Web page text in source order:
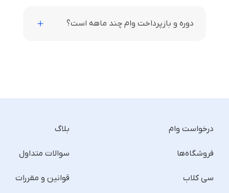
دوره و بازپرداخت وام چند ماهه است؟
درخواست وام
فروشگاه‌ها
سی کلاب
بلاگ
سوالات متداول
قوانین و مقررات